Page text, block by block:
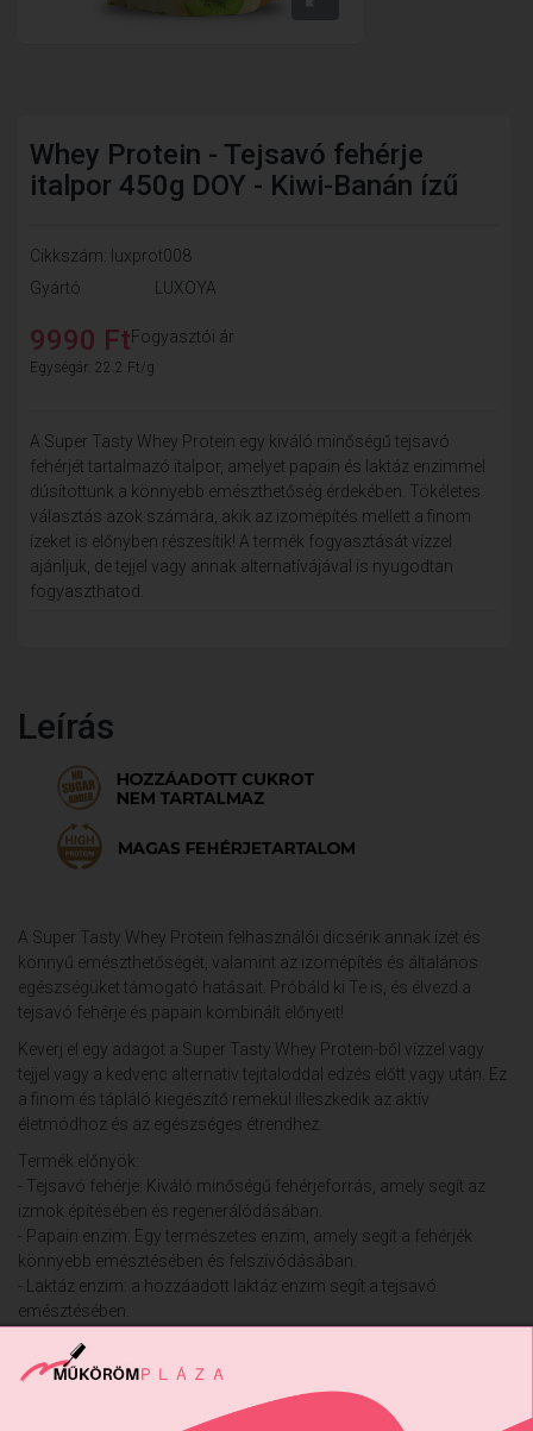
Whey Protein - Tejsavó fehérje
italpor 450g DOY - Kiwi-Banán ízű
Cikkszám: luxprot008
Gyártó
LUXOYA
Fogyasztói ár
9990 Ft
Egységár: 22.2 Ft/g
A Super Tasty Whey Protein egy kiváló minőségű tejsavó
fehérjét tartalmazó italpor, amelyet papain és laktáz enzimmel
dúsítottunk a könnyebb emészthetőség érdekében. Tökéletes
választás azok számára, akik az izomépítés mellett a finom
ízeket is előnyben részesítik! A termék fogyasztását vízzel
ajánljuk, de tejjel vagy annak alternatívájával is nyugodtan
fogyaszthatod.
Leírás
A Super Tasty Whey Protein felhasználói dicsérik annak ízét és
könnyű emészthetőségét, valamint az izomépítés és általános
egészségüket támogató hatásait. Próbáld ki Te is, és élvezd a
tejsavó fehérje és papain kombinált előnyeit!
Keverj el egy adagot a Super Tasty Whey Protein-ből vízzel vagy
tejjel vagy a kedvenc alternatív tejitaloddal edzés előtt vagy után. Ez
a finom és tápláló kiegészítő remekül illeszkedik az aktív
életmódhoz és az egészséges étrendhez.
Termék előnyök:
- Tejsavó fehérje: Kiváló minőségű fehérjeforrás, amely segít az
izmok építésében és regenerálódásában.
- Papain enzim: Egy természetes enzim, amely segít a fehérjék
könnyebb emésztésében és felszívódásában.
- Laktáz enzim: a hozzáadott laktáz enzim segít a tejsavó
emésztésében.
Felhasználási javaslat: Adjon egy adag (30g) italporhoz 250 ml
vizet vagy tejet, majd jól keverje el.
Allergén információ: Glutént, rákféléket, tojást, halat, dióféléket,